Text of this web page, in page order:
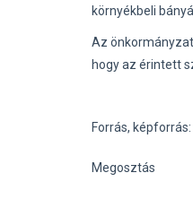
környékbeli
Az
hogy az érintett
Forrás,
Megosztás